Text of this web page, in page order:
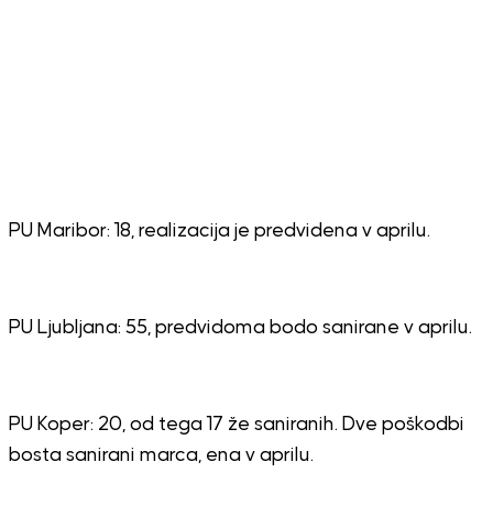
PU Maribor: 18, realizacija je predvidena v aprilu.
PU Ljubljana: 55, predvidoma bodo sanirane v aprilu.
PU Koper: 20, od tega 17 že saniranih. Dve poškodbi
bosta sanirani marca, ena v aprilu.